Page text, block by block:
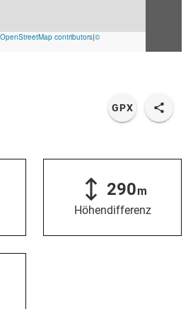
GPX
290m
Höhendifferenz